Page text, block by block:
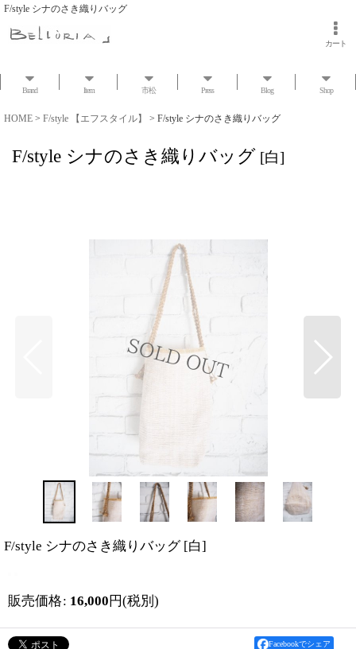
F/style シナのさき織りバッグ
カート
Brand Item 市松 Press Blog Shop
HOME > F/style 【エフスタイル】 > F/style シナのさき織りバッグ
F/style シナのさき織りバッグ [白]
F/style シナのさき織りバッグ [白]
販売価格: 16,000 円(税別)
Facebookでシェア